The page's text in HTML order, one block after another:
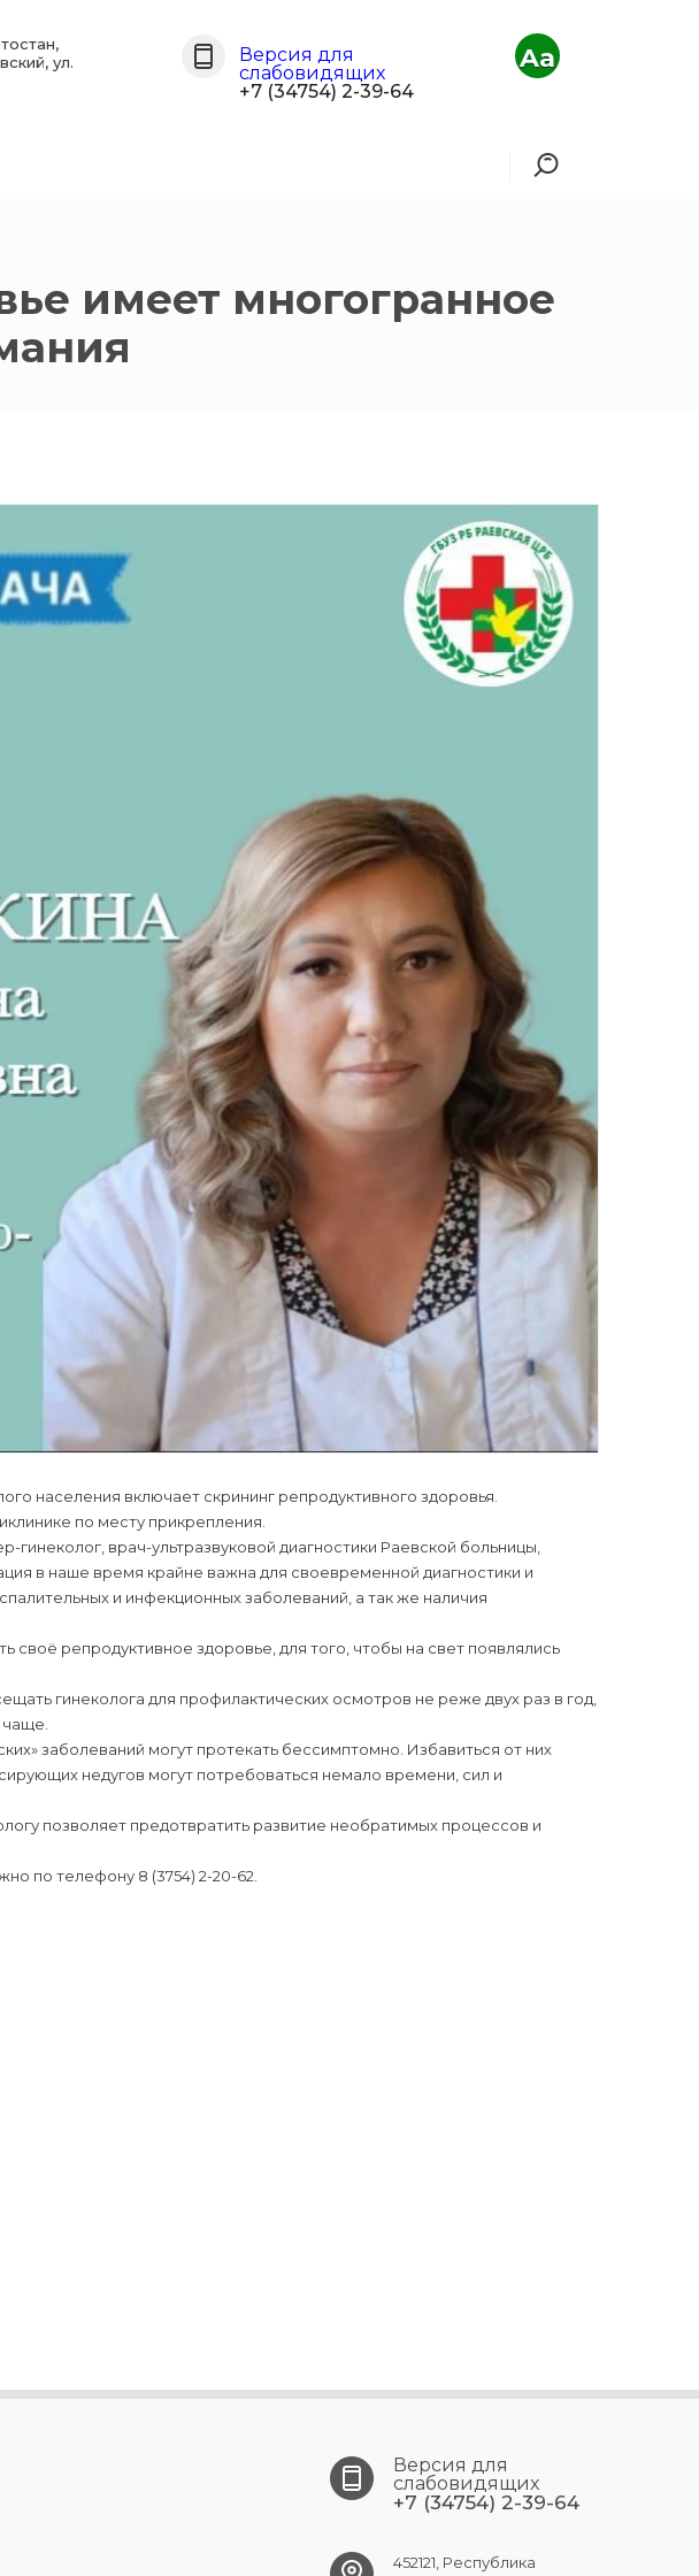
ул.
Версия для
слабовидящих
+7 (34754) 2-39-64
Aa
имеет многогранное
населения включает скрининг репродуктивного здоровья.
по месту прикрепления.
врач-ультразвуковой диагностики Раевской больницы,
в наше время крайне важна для своевременной диагностики и
и инфекционных заболеваний, а так же наличия
своё репродуктивное здоровье, для того, чтобы на свет появлялись
гинеколога для профилактических осмотров не реже двух раз в год,
заболеваний могут протекать бессимптомно. Избавиться от них
недугов могут потребоваться немало времени, сил и
позволяет предотвратить развитие необратимых процессов и
по телефону 8 (3754) 2-20-62.
Версия для
слабовидящих
+7 (34754) 2-39-64
452121, Республика